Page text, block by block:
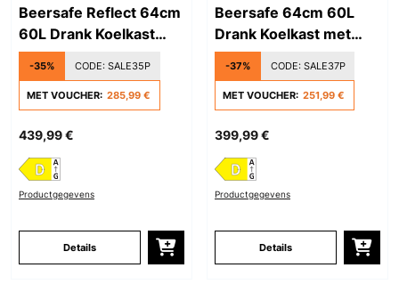
Beersafe Reflect 64cm
60L Drank Koelkast
met Glazen Deur Zwart
-35% CODE: SALE35P
MET VOUCHER: 285,99 €
439,99 €
Productgegevens
Details
Beersafe 64cm 60L
Drank Koelkast met
Glazen Deur Zilver
-37% CODE: SALE37P
MET VOUCHER: 251,99 €
399,99 €
Productgegevens
Details